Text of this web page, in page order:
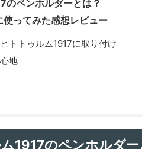
のペンホルダーとは？
ってみた感想レビュー
トトゥルム1917に取り付け
地
1917のペンホルダー